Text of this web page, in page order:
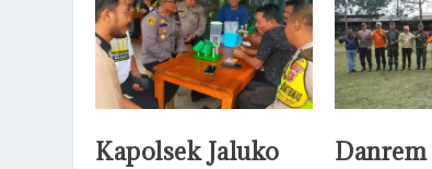
Kapolsek Jaluko
Danrem